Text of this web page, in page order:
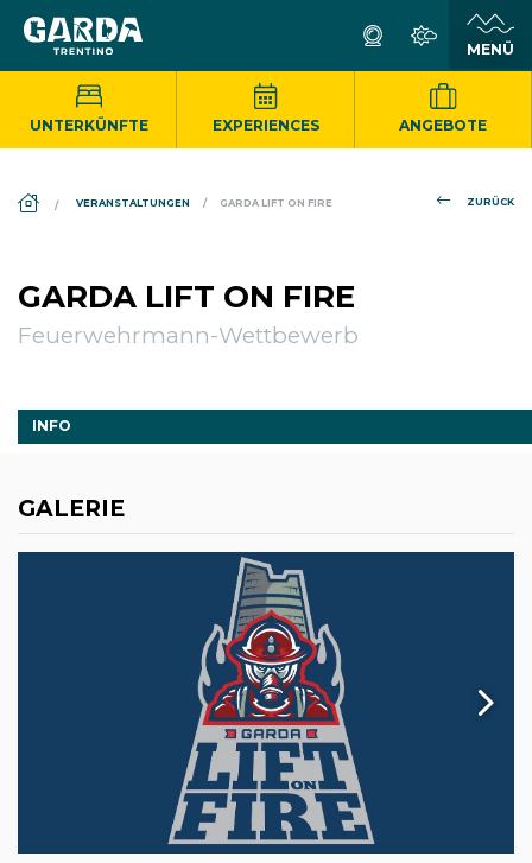
UNTERKÜNFTE EXPERIENCES ANGEBOTE
ZURÜCK
VERANSTALTUNGEN GARDA LIFT ON FIRE
GARDA LIFT ON FIRE
Feuerwehrmann-Wettbewerb
INFO
GALERIE